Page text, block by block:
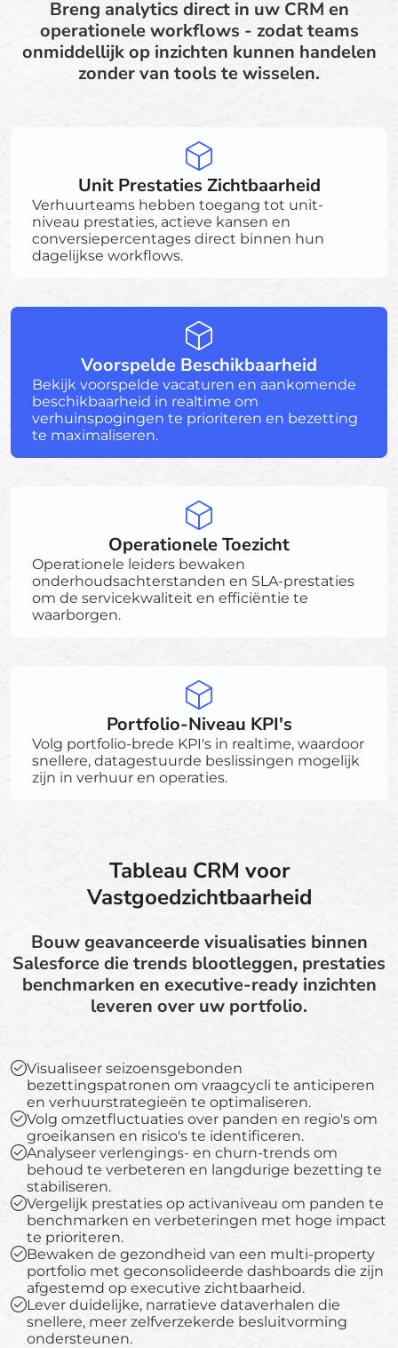
Breng analytics direct in uw CRM en
operationele workflows - zodat teams
onmiddellijk op inzichten kunnen handelen
zonder van tools te wisselen.
Unit Prestaties Zichtbaarheid
Verhuurteams hebben toegang tot unit-
niveau prestaties, actieve kansen en
conversiepercentages direct binnen hun
dagelijkse workflows.
Voorspelde Beschikbaarheid
Bekijk voorspelde vacaturen en aankomende
beschikbaarheid in realtime om
verhuinspogingen te prioriteren en bezetting
te maximaliseren.
Operationele Toezicht
Operationele leiders bewaken
onderhoudsachterstanden en SLA-prestaties
om de servicekwaliteit en efficiëntie te
waarborgen.
Portfolio-Niveau KPI's
Volg portfolio-brede KPI's in realtime, waardoor
snellere, datagestuurde beslissingen mogelijk
zijn in verhuur en operaties.
Tableau CRM voor
Vastgoedzichtbaarheid
Bouw geavanceerde visualisaties binnen
Salesforce die trends blootleggen, prestaties
benchmarken en executive-ready inzichten
leveren over uw portfolio.
Visualiseer seizoensgebonden
bezettingspatronen om vraagcycli te anticiperen
en verhuurstrategieën te optimaliseren.
Volg omzetfluctuaties over panden en regio's om
groeikansen en risico's te identificeren.
Analyseer verlengings- en churn-trends om
behoud te verbeteren en langdurige bezetting te
stabiliseren.
Vergelijk prestaties op activaniveau om panden te
benchmarken en verbeteringen met hoge impact
te prioriteren.
Bewaken de gezondheid van een multi-property
portfolio met geconsolideerde dashboards die zijn
afgestemd op executive zichtbaarheid.
Lever duidelijke, narratieve dataverhalen die
snellere, meer zelfverzekerde besluitvorming
ondersteunen.